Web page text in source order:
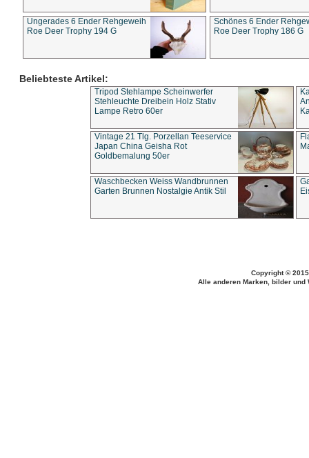
Ungerades 6 Ender Rehgeweih
Roe Deer Trophy 194 G
Schönes 6 Ender
Roe Deer Trophy 186 G
Beliebteste Artikel:
Tripod Stehlampe Scheinwerfer
Stehleuchte Dreibein Holz Stativ
Lampe Retro 60er
Vintage 21 Tlg. Porzellan Teeservice
Japan China Geisha Rot
Goldbemalung 50er
Waschbecken Weiss Wandbrunnen
Garten Brunnen Nostalgie Antik Stil
Copyright ©
Alle anderen Marken, bilder und